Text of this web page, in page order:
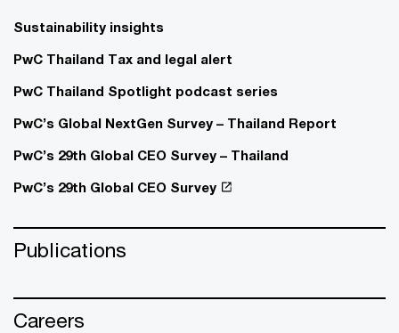
Sustainability insights
PwC Thailand Tax and legal alert
PwC Thailand Spotlight podcast series
PwC’s Global NextGen Survey – Thailand Report
PwC’s 29th Global CEO Survey – Thailand
PwC’s 29th Global CEO Survey
Publications
Careers